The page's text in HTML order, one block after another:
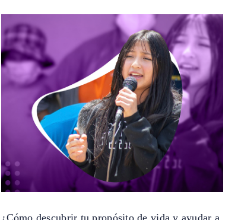
¿Cómo descubrir tu propósito de vida y ayudar a